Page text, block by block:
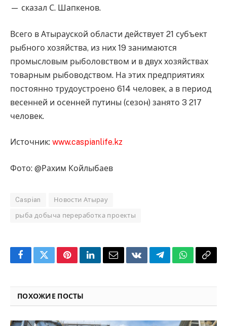
— сказал С. Шапкенов.
Всего в Атырауской области действует 21 субъект
рыбного хозяйства, из них 19 занимаются
промысловым рыболовством и в двух хозяйствах
товарным рыбоводством. На этих предприятиях
постоянно трудоустроено 614 человек, а в период
весенней и осенней путины (сезон) занято 3 217
человек.
Источник: www.caspianlife.kz
Фото: @Рахим Койлыбаев
Caspian Новости Атырау
рыба добыча переработка проекты
FacebookTwitterPinterestLinkedInEmailVKontakteTelegramWhatsApp
Copy
ПОХОЖИЕ ПОСТЫ